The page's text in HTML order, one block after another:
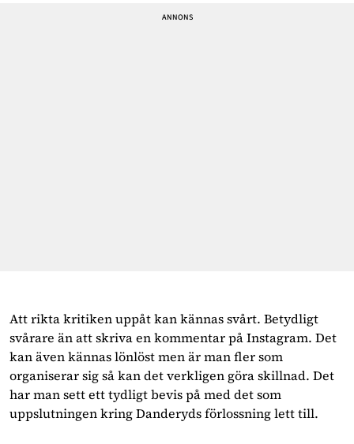
Att rikta kritiken uppåt kan kännas svårt. Betydligt
svårare än att skriva en kommentar på Instagram. Det
kan även kännas lönlöst men är man fler som
organiserar sig så kan det verkligen göra skillnad. Det
har man sett ett tydligt bevis på med det som
uppslutningen kring Danderyds förlossning lett till.